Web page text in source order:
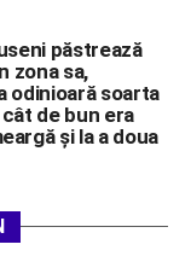
păstrează
zona sa,
odinioară soarta
de bun era
și la a doua